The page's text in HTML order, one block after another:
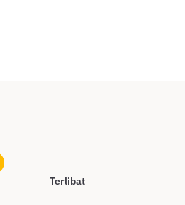
Terlibat